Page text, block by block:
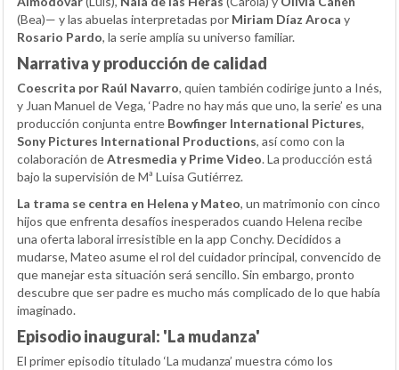
(Bea)— y las abuelas interpretadas por Miriam Díaz Aroca y
Rosario Pardo, la serie amplía su universo familiar.
Narrativa y producción de calidad
Coescrita por Raúl Navarro, quien también codirige junto a Inés,
y Juan Manuel de Vega, ‘Padre no hay más que uno, la serie’ es una
producción conjunta entre Bowfinger International Pictures,
Sony Pictures International Productions, así como con la
colaboración deAtresmedia y Prime Video. La producción está
bajo la supervisión de Mª Luisa Gutiérrez.
La trama se centra en Helena y Mateo, un matrimonio con cinco
hijos que enfrenta desafíos inesperados cuando Helena recibe
una oferta laboral irresistible en la app Conchy. Decididos a
mudarse, Mateo asume el rol del cuidador principal, convencido de
que manejar esta situación será sencillo. Sin embargo, pronto
descubre que ser padre es mucho más complicado de lo que había
imaginado.
Episodio inaugural: 'La mudanza'
El primer episodio titulado ‘La mudanza’ muestra cómo los